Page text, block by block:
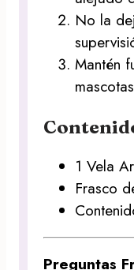
No la
Mantén
1 Vela
Frasco
Preguntas